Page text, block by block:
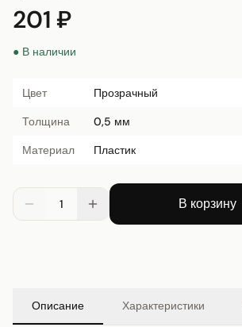
201 ₽
● В наличии
Цвет
Прозрачный
Толщина
0,5 мм
Материал
Пластик
1 В корзину
Описание Характеристики